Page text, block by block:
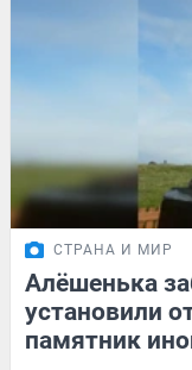
СТРАНА И МИР
Алёшенька
установили
памятник